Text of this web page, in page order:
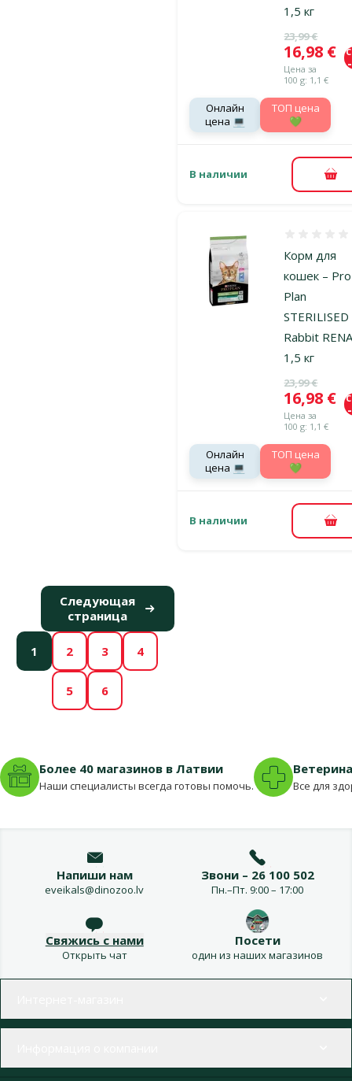
1,5 кг
Исходная
23,99 €
Цена
16,98 €
Цена за
100 g: 1,1 €
Онлайн
цена 💻
TOП цена
💚
В наличии В
Корм для
кошек – Pro
Plan
Rabbit
1,5 кг
Исходная
23,99 €
Цена
16,98 €
Цена за
100 g: 1,1 €
Онлайн
цена 💻
TOП цена
💚
В наличии В
1 2 3 4
5 6
Следующая
страница
Более 40 магазинов в Латвии
Наши специалисты всегда готовы помочь. Все для
Напиши нам
eveikals@dinozoo.lv
Звони – 26 100 502
Пн.–Пт. 9:00 – 17:00
Свяжись с нами
Открыть чат
Посети
один из наших магазинов